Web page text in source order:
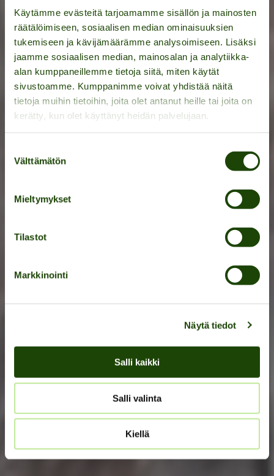
Käytämme evästeitä tarjoamamme sisällön ja mainosten
räätälöimiseen, sosiaalisen median ominaisuuksien
tukemiseen ja kävijämäärämme analysoimiseen. Lisäksi
jaamme sosiaalisen median, mainosalan ja analytiikka-
alan kumppaneillemme tietoja siitä, miten käytät
sivustoamme. Kumppanimme voivat yhdistää näitä
tietoja muihin tietoihin, joita olet antanut heille tai joita on
kerätty, kun olet käyttänyt heidän palvelujaan.
valinta
Välttämätön
Mieltymykset
Tilastot
Markkinointi
Näytä tiedot
Salli kaikki
Salli valinta
Kiellä
Äventyrsparken Pakkas
klättervägg utmanar
klättrare på alla nivåer